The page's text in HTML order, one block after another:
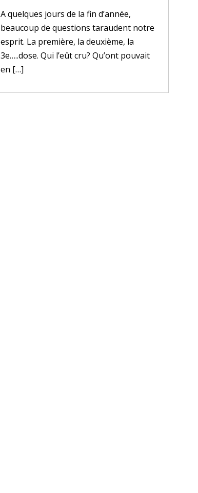
A quelques jours de la fin d’année,
beaucoup de questions taraudent notre
esprit. La première, la deuxième, la
3e…..dose. Qui l’eût cru? Qu’ont pouvait
en […]